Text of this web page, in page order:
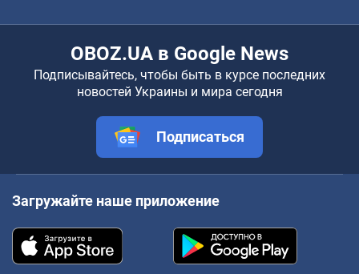
OBOZ.UA в Google News
Подписывайтесь, чтобы быть в курсе последних
новостей Украины и мира сегодня
Подписаться
Загружайте наше приложение